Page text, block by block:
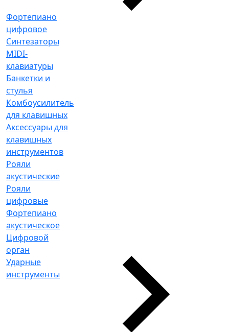
Фортепиано
цифровое
Синтезаторы
MIDI-
клавиатуры
Банкетки и
стулья
Комбоусилитель
для клавишных
Аксессуары для
клавишных
инструментов
Рояли
акустические
Рояли
цифровые
Фортепиано
акустическое
Цифровой
орган
Ударные
инструменты